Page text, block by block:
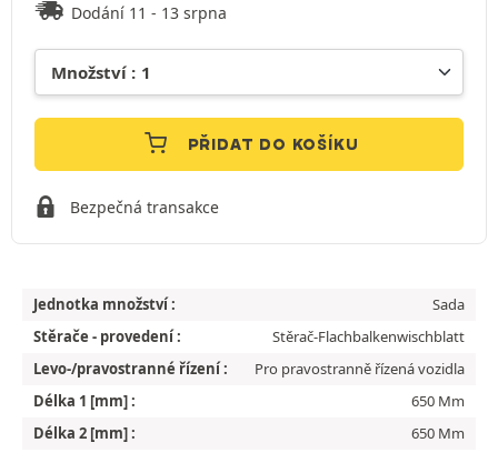
Dodání 11 - 13 srpna
PŘIDAT DO KOŠÍKU
Bezpečná transakce
Jednotka množství :
Sada
Stěrače - provedení :
Stěrač-Flachbalkenwischblatt
Levo-/pravostranné řízení :
Pro pravostranně řízená vozidla
Délka 1 [mm] :
650 Mm
Délka 2 [mm] :
650 Mm